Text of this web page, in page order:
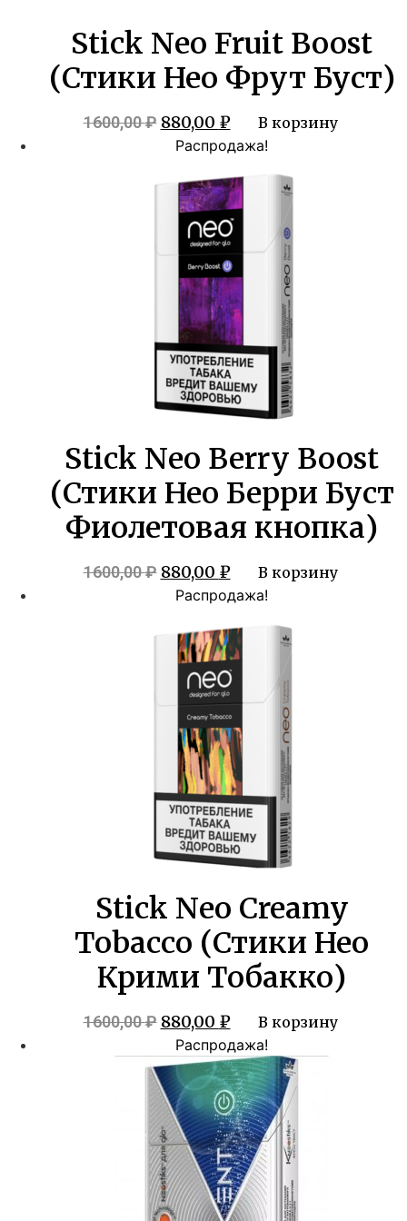
Stick Neo Fruit Boost
(Стики Нео Фрут Буст)
1600,00₽ Первоначальная
цена
1600,00 ₽.
880,00 ₽Текущая
цена:
880,00 ₽.
В корзину
Распродажа!
Stick Neo Berry Boost
(Стики Нео Берри Буст
Фиолетовая кнопка)
1600,00₽ Первоначальная
цена
1600,00 ₽.
880,00 ₽Текущая
цена:
880,00 ₽.
В корзину
Распродажа!
Stick Neo Creamy
Tobacco (Стики Нео
Крими Тобакко)
1600,00₽ Первоначальная
цена
составляла
1600,00 ₽.
880,00 ₽Текущая
цена:
880,00 ₽.
В корзину
Распродажа!